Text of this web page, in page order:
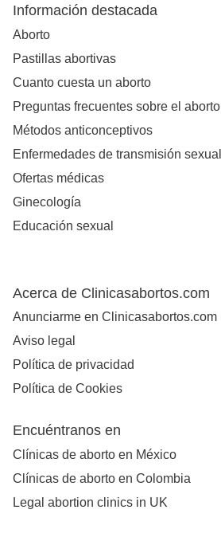
Información destacada
Aborto
Pastillas abortivas
Cuanto cuesta un aborto
Preguntas frecuentes sobre el aborto
Métodos anticonceptivos
Enfermedades de transmisión sexual
Ofertas médicas
Ginecología
Educación sexual
Acerca de Clinicasabortos.com
Anunciarme en Clinicasabortos.com
Aviso legal
Política de privacidad
Política de Cookies
Encuéntranos en
Clínicas de aborto en México
Clínicas de aborto en Colombia
Legal abortion clinics in UK